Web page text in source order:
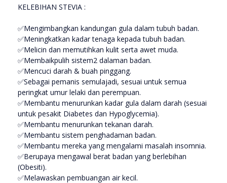
KELEBIHAN STEVIA :
✅Mengimbangkan kandungan gula dalam tubuh badan.
✅Meningkatkan kadar tenaga kepada tubuh badan.
✅Melicin dan memutihkan kulit serta awet muda.
✅Membaikpulih sistem2 dalaman badan.
✅Mencuci darah & buah pinggang.
✅Sebagai pemanis semulajadi, sesuai untuk semua
peringkat umur lelaki dan perempuan.
✅Membantu menurunkan kadar gula dalam darah (sesuai
untuk pesakit Diabetes dan Hypoglycemia).
✅Membantu menurunkan tekanan darah.
✅Membantu sistem penghadaman badan.
✅Membantu mereka yang mengalami masalah insomnia.
✅Berupaya mengawal berat badan yang berlebihan
(Obesiti).
✅Melawaskan pembuangan air kecil.